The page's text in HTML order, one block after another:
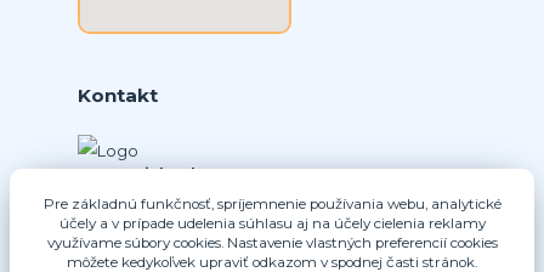
Kontakt
+421 902331936
(Po-Pia, 8-16 hod.)
Pre základnú funkčnosť, spríjemnenie používania webu, analytické
účely a v prípade udelenia súhlasu aj na účely cielenia reklamy
využívame súbory cookies. Nastavenie vlastných preferencií cookies
môžete kedykoľvek upraviť odkazom v spodnej časti stránok.